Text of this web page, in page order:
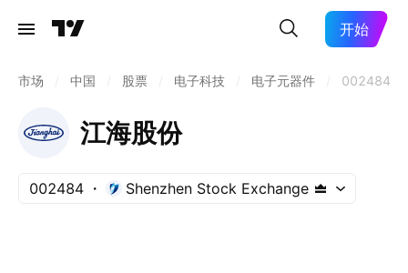
开始
市场 中国 股票 电子科技 电子元器件 002484
江海股份
002484 Shenzhen Stock Exchange